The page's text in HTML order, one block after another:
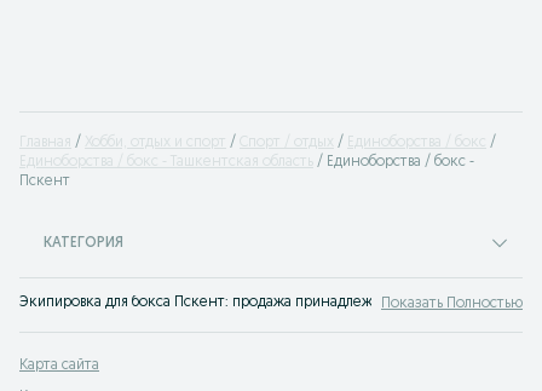
Главная Хобби, отдых и спорт Спорт / отдых
Единоборства / бокс
Единоборства / бокс - Ташкентская область
Единоборства / бокс -
Пскент
КАТЕГОРИЯ
Экипировка для бокса Пскент: продажа принадлежностей для бокса на
Показать Полностью
Карта сайта